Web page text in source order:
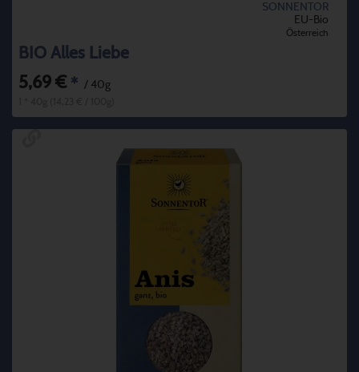
SONNENTOR
EU-Bio
Österreich
BIO Alles Liebe
5,69 € * / 40g